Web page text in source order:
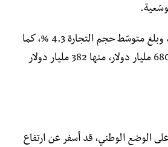
هذا وقد شهدت التجارة العالمية اضطرابات على التموين بالسلع، وبلغ متوسّط حجم التجارة 4.3 %، كما
ارتفعت تجارة الخدمات العالمية سنة 2022 بنسبة 15 % لتبلغ 6800 مليار دولار، منها 382 مليار دولار
الوضع الوطني، قد أسفر عن ارتفاع